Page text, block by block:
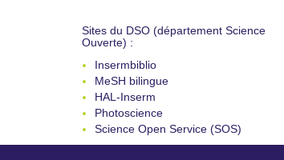
Sites du DSO (département Science
Ouverte) :
Insermbiblio
MeSH bilingue
HAL-Inserm
Photoscience
Science Open Service (SOS)